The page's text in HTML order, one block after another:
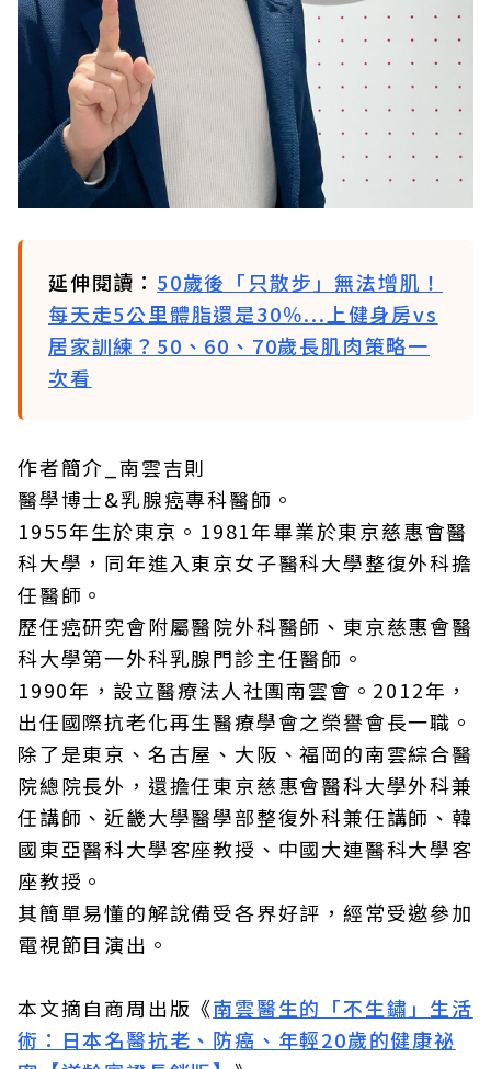
延伸閱讀： 50歲後「只散步」無法增肌！
每天走5公里體脂還是30％...上健身房vs
居家訓練？50、60、70歲長肌肉策略一
次看
作者簡介_南雲吉則
醫學博士&乳腺癌專科醫師。
1955年生於東京。1981年畢業於東京慈惠會醫
科大學，同年進入東京女子醫科大學整復外科擔
任醫師。
歷任癌研究會附屬醫院外科醫師、東京慈惠會醫
科大學第一外科乳腺門診主任醫師。
1990年，設立醫療法人社團南雲會。2012年，
出任國際抗老化再生醫療學會之榮譽會長一職。
除了是東京、名古屋、大阪、福岡的南雲綜合醫
院總院長外，還擔任東京慈惠會醫科大學外科兼
任講師、近畿大學醫學部整復外科兼任講師、韓
國東亞醫科大學客座教授、中國大連醫科大學客
座教授。
其簡單易懂的解說備受各界好評，經常受邀參加
電視節目演出。
本文摘自商周出版《南雲醫生的「不生鏽」生活
術：日本名醫抗老、防癌、年輕20歲的健康祕